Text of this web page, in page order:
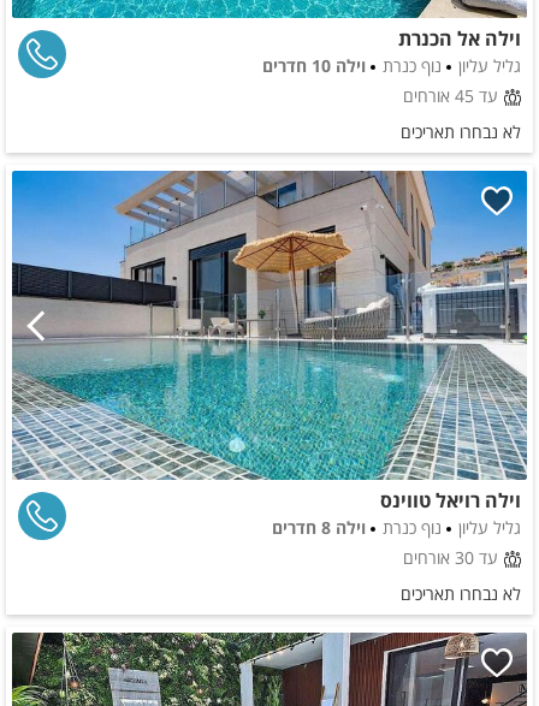
וילה אל הכנרת
גליל עליון נוף כנרת
וילה 10 חדרים
עד 45 אורחים
לא נבחרו תאריכים
וילה רויאל טווינס
גליל עליון נוף כנרת
וילה 8 חדרים
עד 30 אורחים
לא נבחרו תאריכים